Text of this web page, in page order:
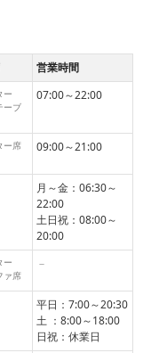
営業時間
ー
ーブ
07:00～22:00
ー席 09:00～21:00
月～金：06:30～
22:00
土日祝：08:00～
20:00
ー
ァ席
－
平日：7:00～20:30
土 ：8:00～18:00
日祝：休業日